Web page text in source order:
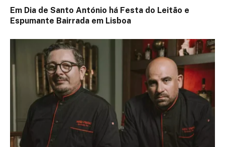
Em Dia de Santo António há Festa do Leitão e
Espumante Bairrada em Lisboa